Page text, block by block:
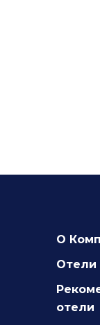
О
Отели
отели